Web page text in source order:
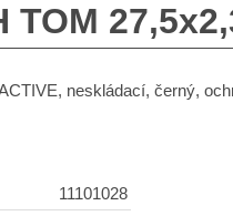
TOM
neskládací, černý,
11101028